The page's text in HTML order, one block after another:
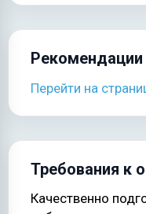
Рекомендации
Перейти на
Требования к
Качественно